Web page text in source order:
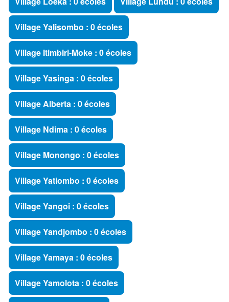
Village Yalisombo : 0 écoles
Village Itimbiri-Moke : 0 écoles
Village Yasinga : 0 écoles
Village Alberta : 0 écoles
Village Ndima : 0 écoles
Village Monongo : 0 écoles
Village Yatiombo : 0 écoles
Village Yangoi : 0 écoles
Village Yandjombo : 0 écoles
Village Yamaya : 0 écoles
Village Yamolota : 0 écoles